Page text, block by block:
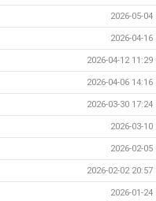
2026-05-04
2026-04-16
2026-04-12 11:29
2026-04-06 14:16
2026-03-30 17:24
2026-03-10
2026-02-05
2026-02-02 20:57
2026-01-24